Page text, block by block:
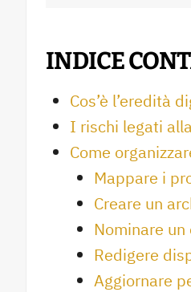
INDICE
Cos’è l’eredità
I rischi legati
Come
Mappare i
Creare un
Nominare
Redigere
Aggiornare